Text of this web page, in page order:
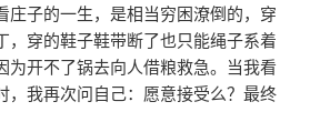
庄子的一生，是相当穷困潦倒的，穿
，穿的鞋子鞋带断了也只能绳子系着
为开不了锅去向人借粮救急。当我看
，我再次问自己：愿意接受么？最终